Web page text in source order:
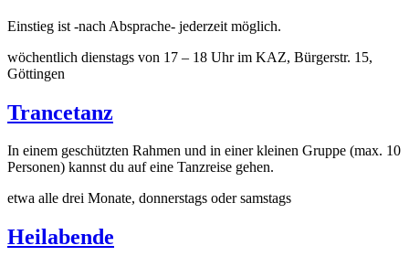
Einstieg ist -nach Absprache- jederzeit möglich.
wöchentlich dienstags von 17 – 18 Uhr im KAZ, Bürgerstr. 15,
Göttingen
Trancetanz
In einem geschützten Rahmen und in einer kleinen Gruppe (max. 10
Personen) kannst du auf eine Tanzreise gehen.
etwa alle drei Monate, donnerstags oder samstags
Heilabende